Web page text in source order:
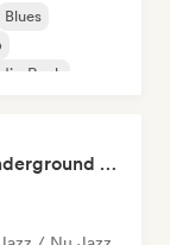
Blues
Rock
Hip Hop instrumentals - Underground boombap & Lo Fi Hip Hop (by Snaap)